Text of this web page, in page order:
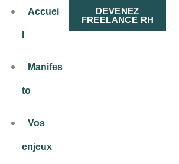
Accuei
Manifes
to
Vos
enjeux
DEVENEZ
FREELANCE RH